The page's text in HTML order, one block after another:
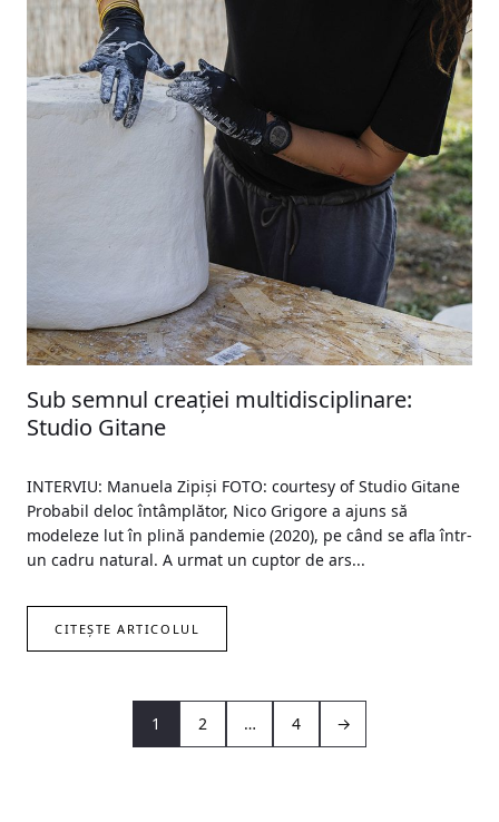
Sub semnul creației multidisciplinare:
Studio Gitane
INTERVIU: Manuela Zipiși FOTO: courtesy of Studio Gitane
Probabil deloc întâmplător, Nico Grigore a ajuns să
modeleze lut în plină pandemie (2020), pe când se afla într-
un cadru natural. A urmat un cuptor de ars...
CITEȘTE ARTICOLUL
1 2 … 4 →